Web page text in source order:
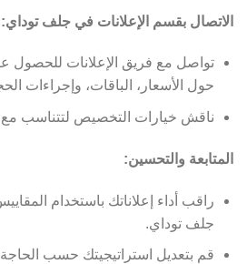
الاتصال بقسم الإعلانات في جلف توداي:
تواصل مع فريق الإعلانات للحصول
حول الأسعار، الباقات، وإجراءات
ناقش خيارات التخصيص لتتناسب
المتابعة والتحسين:
راقب أداء إعلاناتك باستخدام
جلف توداي.
قم بتعديل استراتيجيتك حسب